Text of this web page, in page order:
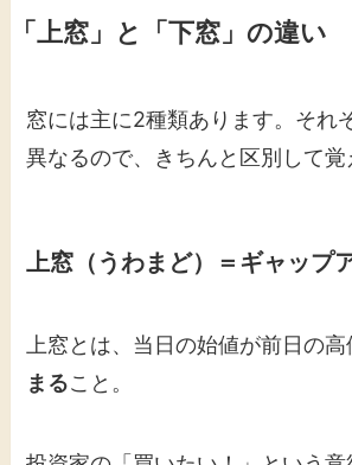
「上窓」と「下窓」の違い
窓には主に2種類あります。それ
異なるので、きちんと区別して覚
上窓（うわまど）＝ギャップ
上窓とは、当日の始値が前日の
まること。